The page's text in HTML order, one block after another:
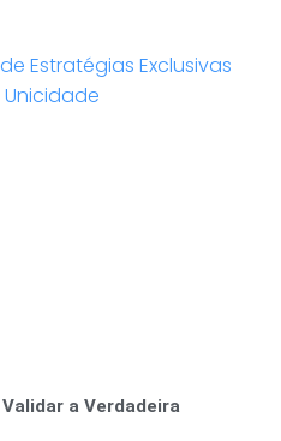
a Verdadeira